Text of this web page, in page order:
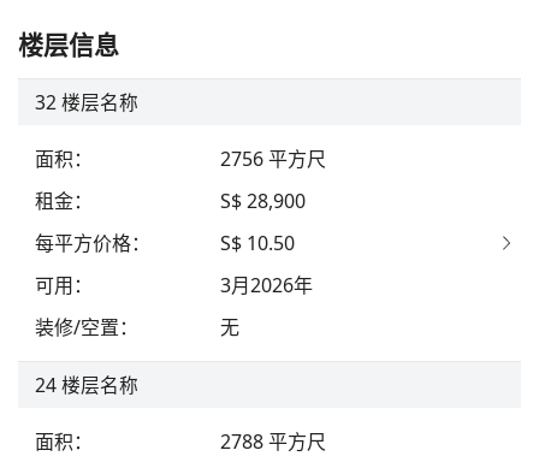
楼层信息
32楼层名称
面积： 2756平方尺
租金：
S$ 28,900
每平方价格：
S$ 10.50
可用：
3月2026年
装修/空置： 无
24楼层名称
面积： 2788平方尺